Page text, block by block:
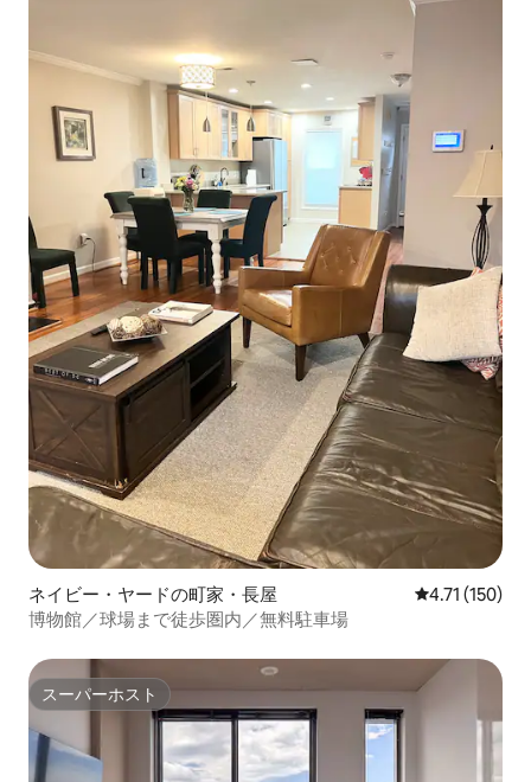
ネイビー・ヤードの町家・長屋 レビュー150
4.71 (150)
博物館／球場まで徒歩圏内／無料駐車場
スーパーホスト
スーパーホスト